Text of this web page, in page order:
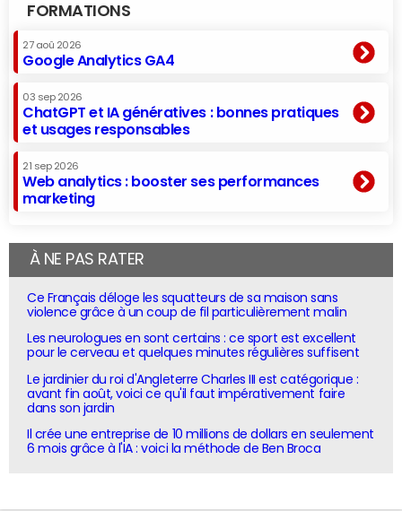
FORMATIONS
27 aoû 2026
Google Analytics GA4
03 sep 2026
ChatGPT et IA génératives : bonnes pratiques
et usages responsables
21 sep 2026
Web analytics : booster ses performances
marketing
À NE PAS RATER
Ce Français déloge les squatteurs de sa maison sans
violence grâce à un coup de fil particulièrement malin
Les neurologues en sont certains : ce sport est excellent
pour le cerveau et quelques minutes régulières suffisent
Le jardinier du roi d'Angleterre Charles III est catégorique :
avant fin août, voici ce qu'il faut impérativement faire
dans son jardin
Il crée une entreprise de 10 millions de dollars en seulement
6 mois grâce à l'IA : voici la méthode de Ben Broca